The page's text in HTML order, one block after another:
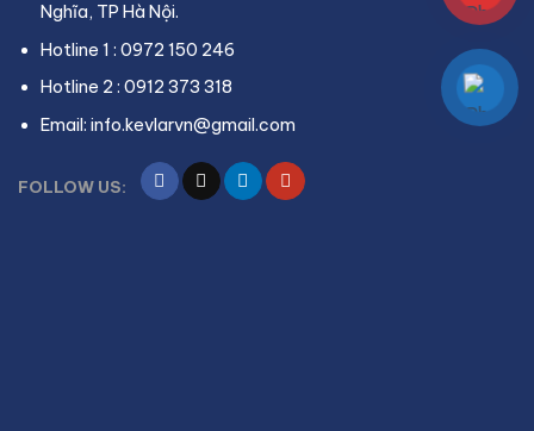
Nghĩa, TP Hà Nội.
Hotline 1 : 0972 150 246
Hotline 2 : 0912 373 318
Email: info.kevlarvn@gmail.com
FOLLOW US: